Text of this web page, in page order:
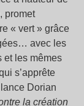
promet
« vert » grâce
avec les
et les mêmes
s’apprête
lance Dorian
la création